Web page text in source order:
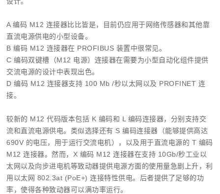
A 编码 M12 连接器比比皆是，目前仍应用于网络传感器和其他靠
直流电源供电的小型设备。
B 编码 M12 连接器在 PROFIBUS 装置中很常见。
C 编码双键槽（M12 电源）连接器在需要为小型自动化组件提供
交流电源的设计中表现出色。
D 编码 M12 连接器支持 100 Mb /秒以太网以及 PROFINET 连
接。
较新的 M12 代码版本包括 K 编码和 L 编码连接器，分别支持交
流和直流电源供电。类似选择还有 S 编码连接器（能够提供高达
690V 的电压，用于运行交流电机），以及用于直流电源的 T 编码
M12 连接器。然而， X 编码 M12 连接器在支持 10Gb/秒工业以
太网以及向步进电机等致动器提供电源方面的使用量急剧上升，利
用以太网 802.3at (PoE+) 连接特性供电。后者提供了足够的功
率，使得各种致动器可以满功率运行。